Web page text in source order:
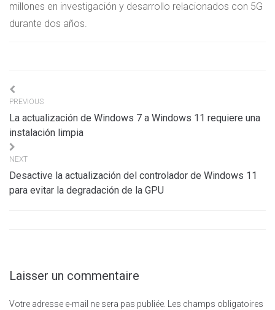
millones en investigación y desarrollo relacionados con 5G
durante dos años.
Navigation
de
l’article
PREVIOUS
La actualización de Windows 7 a Windows 11 requiere una
instalación limpia
NEXT
Desactive la actualización del controlador de Windows 11
para evitar la degradación de la GPU
Laisser un commentaire
Votre adresse e-mail ne sera pas publiée.
Les champs obligatoires